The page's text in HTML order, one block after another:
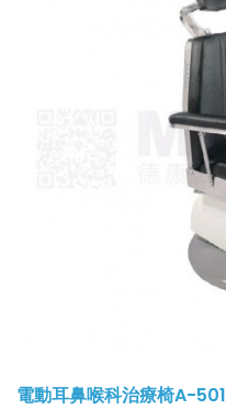
電動耳鼻喉科治療椅A-501